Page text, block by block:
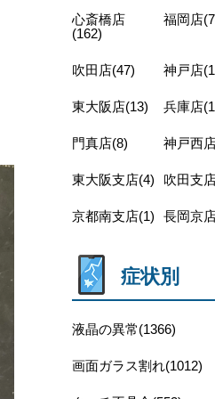
心斎橋店
(162)
福岡店
吹田店(47) 神戸店
東大阪店(13) 兵庫店
門真店(8) 神戸西
東大阪支店(4) 吹田支
京都南支店(1) 長岡京
症状別
液晶の異常(1366)
画面ガラス割れ(1012)